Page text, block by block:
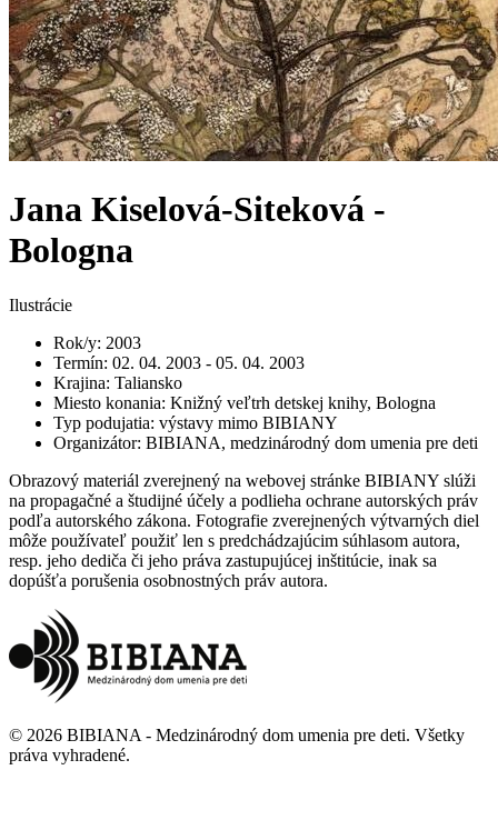
Jana Kiselová-Siteková -
Bologna
Ilustrácie
Rok/y: 2003
Termín: 02. 04. 2003 - 05. 04. 2003
Krajina: Taliansko
Miesto konania: Knižný veľtrh detskej knihy, Bologna
Typ podujatia: výstavy mimo BIBIANY
Organizátor: BIBIANA, medzinárodný dom umenia pre deti
Obrazový materiál zverejnený na webovej stránke BIBIANY slúži
na propagačné a študijné účely a podlieha ochrane autorských práv
podľa autorského zákona. Fotografie zverejnených výtvarných diel
môže používateľ použiť len s predchádzajúcim súhlasom autora,
resp. jeho dediča či jeho práva zastupujúcej inštitúcie, inak sa
dopúšťa porušenia osobnostných práv autora.
© 2026 BIBIANA - Medzinárodný dom umenia pre deti. Všetky
práva vyhradené.